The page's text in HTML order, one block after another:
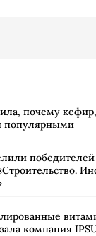
почему
популярными
компания